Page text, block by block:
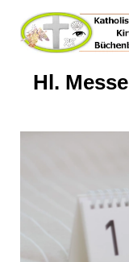
Hl. Messe